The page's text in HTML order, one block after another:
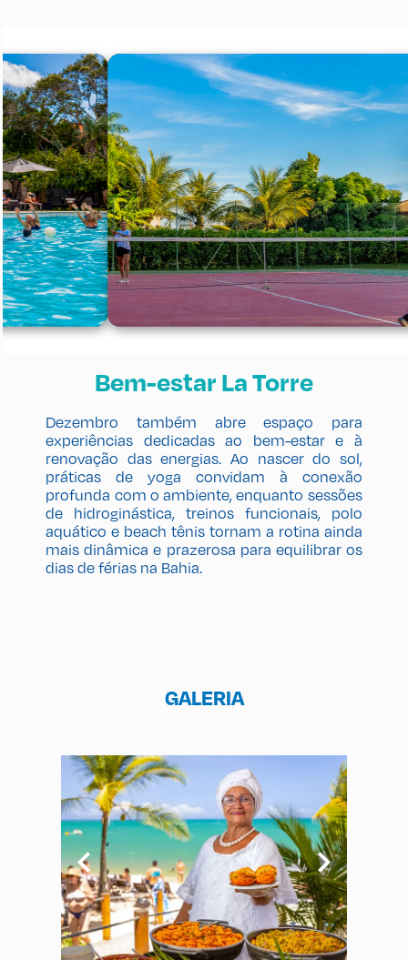
Bem-estar La Torre
Dezembro também abre espaço para
experiências dedicadas ao bem-estar e à
renovação das energias. Ao nascer do sol,
práticas de yoga convidam à conexão
profunda com o ambiente, enquanto sessões
de hidroginástica, treinos funcionais, polo
aquático e beach tênis tornam a rotina ainda
mais dinâmica e prazerosa para equilibrar os
dias de férias na Bahia.
GALERIA